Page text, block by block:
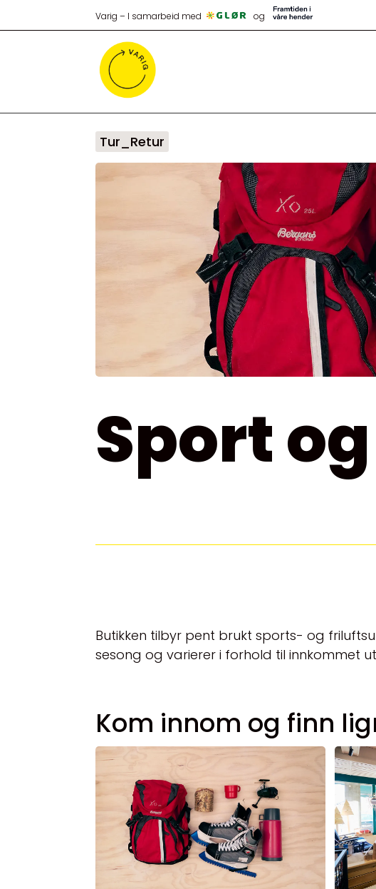
Varig – I samarbeid med og
Tur_Retur
Sport
Butikken tilbyr pent brukt sports- og
sesong og varierer i forhold til innkommet
Kom innom og finn